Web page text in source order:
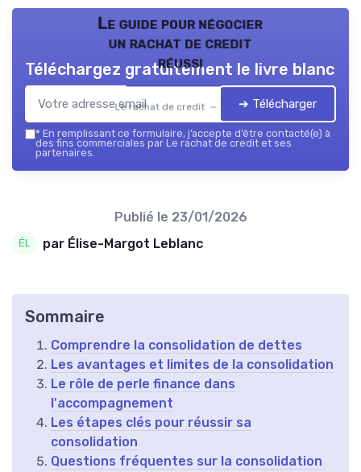
Le guide pour négocier
un rachat de credit
réussi
Le rachat de credit — 2026
Téléchargez gratuitement le livre blanc
➔ Télécharger
* En remplissant ce formulaire, j’accepte d’être contacté(e) à
des fins commerciales par Le rachat de credit et ses
partenaires.
Publié le 23/01/2026
par Élise-Margot Leblanc
Sommaire
Comprendre la consolidation de dettes
Les avantages et limites de la consolidation
Le rôle de perle finance dans
l'accompagnement
Les étapes clés pour réussir sa
consolidation
Questions fréquentes sur la consolidation